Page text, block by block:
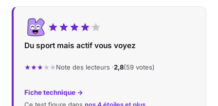
Du sport mais actif vous voyez
Note des lecteurs ·2,8(59 votes)
Fiche technique →